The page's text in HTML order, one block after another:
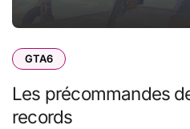
GTA6
Les précommandes
records